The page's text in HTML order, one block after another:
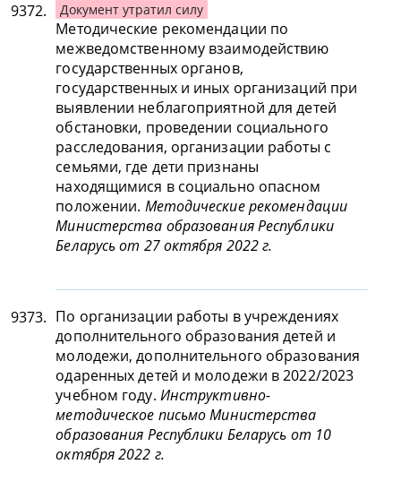
9372. Документ утратил силу
Методические рекомендации по
межведомственному взаимодействию
государственных органов,
государственных и иных организаций при
выявлении неблагоприятной для детей
обстановки, проведении социального
расследования, организации работы с
семьями, где дети признаны
находящимися в социально опасном
положении. Методические рекомендации
Министерства образования Республики
Беларусь от 27 октября 2022 г.
9373. По организации работы в учреждениях
дополнительного образования детей и
молодежи, дополнительного образования
одаренных детей и молодежи в 2022/2023
учебном году. Инструктивно-
методическое письмо Министерства
образования Республики Беларусь от 10
октября 2022 г.